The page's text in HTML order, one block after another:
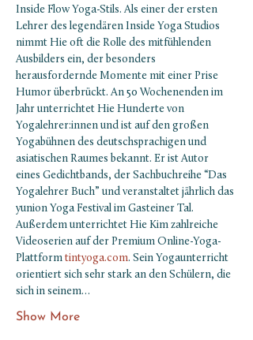
Inside Flow Yoga-Stils. Als einer der ersten
Lehrer des legendären Inside Yoga Studios
nimmt Hie oft die Rolle des mitfühlenden
Ausbilders ein, der besonders
herausfordernde Momente mit einer Prise
Humor überbrückt. An 50 Wochenenden im
Jahr unterrichtet Hie Hunderte von
Yogalehrer:innen und ist auf den großen
Yogabühnen des deutschsprachigen und
asiatischen Raumes bekannt. Er ist Autor
eines Gedichtbands, der Sachbuchreihe “Das
Yogalehrer Buch” und veranstaltet jährlich das
yunion Yoga Festival im Gasteiner Tal.
Außerdem unterrichtet Hie Kim zahlreiche
Videoserien auf der Premium Online-Yoga-
Plattform tintyoga.com. Sein Yogaunterricht
orientiert sich sehr stark an den Schülern, die
sich in seinem…
Show More